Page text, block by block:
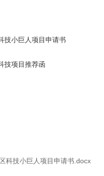
技小巨人项目申请书
技项目推荐函
科技小巨人项目申请书.docx